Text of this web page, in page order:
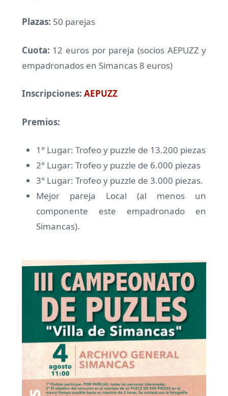
Plazas: 50 parejas
Cuota: 12 euros por pareja (socios AEPUZZ y
empadronados en Simancas 8 euros)
Inscripciones: AEPUZZ
Premios:
1° Lugar: Trofeo y puzzle de 13.200 piezas
2° Lugar: Trofeo y puzzle de 6.000 piezas
3° Lugar: Trofeo y puzzle de 3.000 piezas.
Mejor pareja Local (al menos un
componente este empadronado en
Simancas).